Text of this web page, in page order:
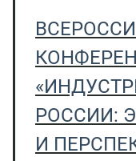
РОССИИ:
И